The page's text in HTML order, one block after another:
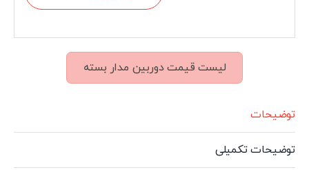
لیست قیمت دوربین مدار بسته
توضیحات
توضیحات تکمیلی